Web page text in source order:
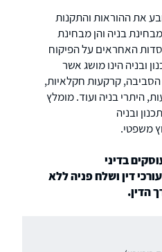
את ההוראות והתקנות
בניה והן מבחינת
האחראים על הפיקוח
ובניה הינו מושג אשר
הסביבה, קרקעות חקלאיות,
היתרי בניה ועוד. מומלץ
ובניה
משפטי.
בדיני
דין ושלח פניה ללא
הדין.